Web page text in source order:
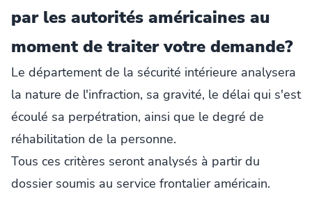
par les autorités américaines au
moment de traiter votre demande?
Le département de la sécurité intérieure analysera
la nature de l'infraction, sa gravité, le délai qui s'est
écoulé sa perpétration, ainsi que le degré de
réhabilitation de la personne.
Tous ces critères seront analysés à partir du
dossier soumis au service frontalier américain.